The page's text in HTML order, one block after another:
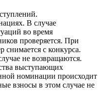
В случае
во время
проверяется. При
с конкурса.
не возвращаются.
выступающих
номинации происходит
взносы в этом случае не